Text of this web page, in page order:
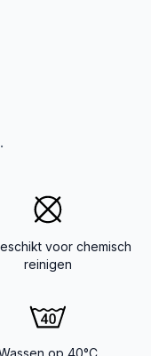
voor chemisch
reinigen
op 40°C